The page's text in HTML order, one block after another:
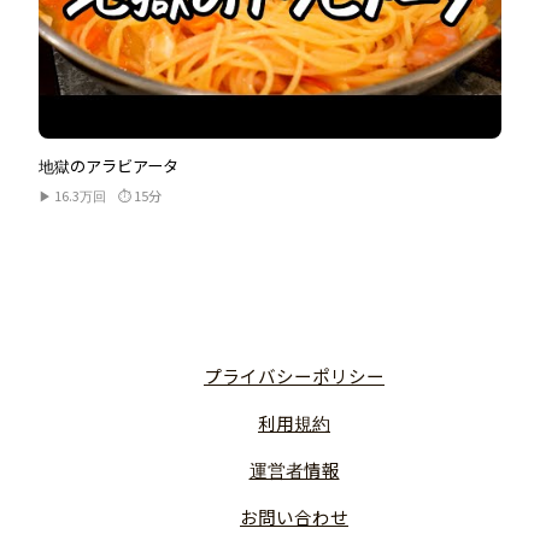
地獄のアラビアータ
▶ 16.3万回 ⏱ 15分
プライバシーポリシー
利用規約
運営者情報
お問い合わせ